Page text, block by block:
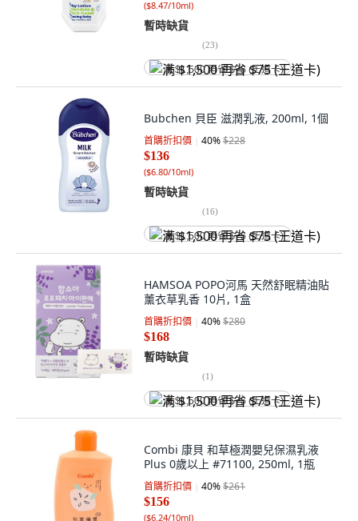
($8.47/10ml)
暫時缺貨
(23)
满 $1,500 再省 $75 (王道卡)
Bubchen 貝臣 滋潤乳液, 200ml, 1個
首購折扣價 40%$228
$136
($6.80/10ml)
暫時缺貨
(16)
满 $1,500 再省 $75 (王道卡)
HAMSOA POPO河馬 天然舒眠精油貼
薰衣草乳香 10片, 1盒
首購折扣價 40%$280
$168
暫時缺貨
(1)
满 $1,500 再省 $75 (王道卡)
Combi 康貝 和草極潤嬰兒保濕乳液
Plus 0歲以上 #71100, 250ml, 1瓶
首購折扣價 40%$261
$156
($6.24/10ml)